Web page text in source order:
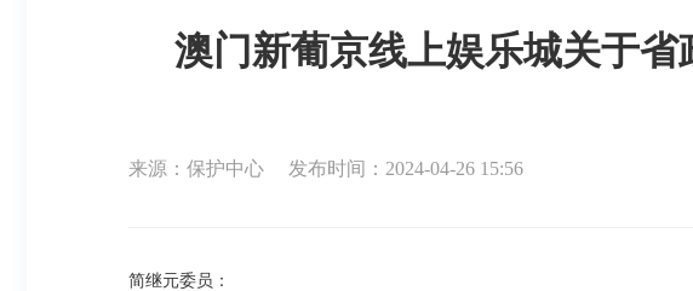
澳门新葡京线上娱乐城关于省
来源：保护中心 发布时间：2024-04-26 15:56
简继元委员：